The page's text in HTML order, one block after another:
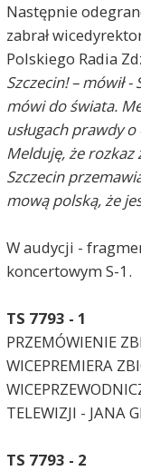
Następnie
zabrał
Polskiego Radia
Szczecin! – mówił
mówi do świata.
usługach prawdy
Melduję, że rozkaz
Szczecin
mową polską, że
W audycji -
koncertowym S-1.
TS 7793 - 1
PRZEMÓWIENIE
WICEPREMIERA
TELEWIZJI - JANA
TS 7793 - 2